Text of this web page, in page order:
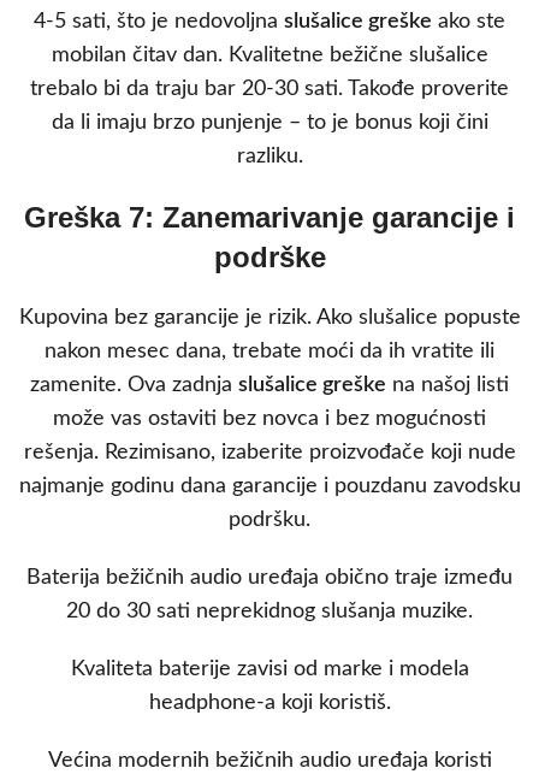
4-5 sati, što je nedovoljna slušalice greške ako ste
mobilan čitav dan. Kvalitetne bežične slušalice
trebalo bi da traju bar 20-30 sati. Takođe proverite
da li imaju brzo punjenje – to je bonus koji čini
razliku.
Greška 7: Zanemarivanje garancije i
podrške
Kupovina bez garancije je rizik. Ako slušalice popuste
nakon mesec dana, trebate moći da ih vratite ili
zamenite. Ova zadnja slušalice greške na našoj listi
može vas ostaviti bez novca i bez mogućnosti
rešenja. Rezimisano, izaberite proizvođače koji nude
najmanje godinu dana garancije i pouzdanu zavodsku
podršku.
Baterija bežičnih audio uređaja obično traje između
20 do 30 sati neprekidnog slušanja muzike.
Kvaliteta baterije zavisi od marke i modela
headphone-a koji koristiš.
Većina modernih bežičnih audio uređaja koristi